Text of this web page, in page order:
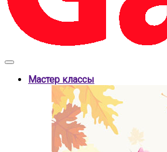
Мастер классы